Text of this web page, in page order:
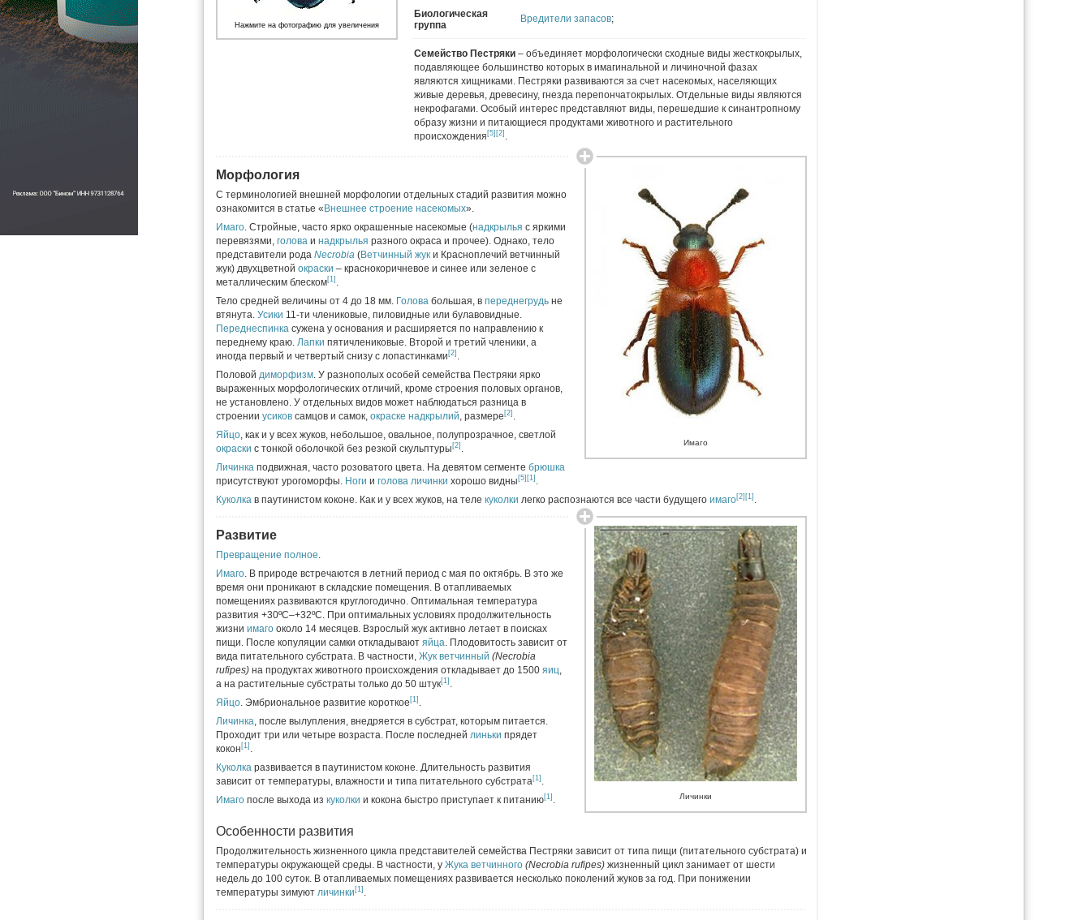
Биологическая
группа
Вредители запасов;
Семейство Пестряки – объединяет морфологически сходные виды жесткокрылых,
подавляющее большинство которых в имагинальной и личиночной фазах
являются хищниками. Пестряки развиваются за счет насекомых, населяющих
живые деревья, древесину, гнезда перепончатокрылых. Отдельные виды являются
некрофагами. Особый интерес представляют виды, перешедшие к синантропному
образу жизни и питающиеся продуктами животного и растительного
происхождения [5] [2] .
Нажмите на фотографию для увеличения
Имаго
Морфология
С терминологией внешней морфологии отдельных стадий развития можно
ознакомится в статье « Внешнее строение насекомых».
Имаго. Стройные, часто ярко окрашенные насекомые (надкрылья с яркими
перевязями, голова и надкрылья разного окраса и прочее). Однако, тело
представители рода Necrobia (Ветчинный жук и Красноплечий ветчинный
жук) двухцветной окраски – краснокоричневое и синее или зеленое с
металлическим блеском[1] .
Тело средней величины от 4 до 18 мм. Голова большая, в переднегрудь не
втянута. Усики 11-ти члениковые, пиловидные или булавовидные.
Переднеспинка сужена у основания и расширяется по направлению к
переднему краю. Лапки пятичлениковые. Второй и третий членики, а
иногда первый и четвертый снизу с лопастинками [2] .
Половой диморфизм. У разнополых особей семейства Пестряки ярко
выраженных морфологических отличий, кроме строения половых органов,
не установлено. У отдельных видов может наблюдаться разница в
строении усиков самцов и самок, окраске надкрылий, размере [2] .
Яйцо, как и у всех жуков, небольшое, овальное, полупрозрачное, светлой
окраски с тонкой оболочкой без резкой скульптуры [2] .
Личинка подвижная, часто розоватого цвета. На девятом сегменте брюшка
присутствуют урогоморфы. Ноги и голова личинки хорошо видны [5] [1] .
Куколка в паутинистом коконе. Как и у всех жуков, на теле куколки легко распознаются все части будущего имаго[2] [1] .
Личинки
Развитие
Превращение полное.
Имаго. В природе встречаются в летний период с мая по октябрь. В это же
время они проникают в складские помещения. В отапливаемых
помещениях развиваются круглогодично. Оптимальная температура
развития +30ºC–+32ºC. При оптимальных условиях продолжительность
жизни имаго около 14 месяцев. Взрослый жук активно летает в поисках
пищи. После копуляции самки откладывают яйца. Плодовитость зависит от
вида питательного субстрата. В частности, Жук ветчинный (Necrobia
rufipes) на продуктах животного происхождения откладывает до 1500 яиц,
а на растительные субстраты только до 50 штук[1] .
Яйцо. Эмбриональное развитие короткое [1] .
Личинка, после вылупления, внедряется в субстрат, которым питается.
Проходит три или четыре возраста. После последней линьки прядет
кокон [1] .
Куколка развивается в паутинистом коконе. Длительность развития
зависит от температуры, влажности и типа питательного субстрата[1] .
Имаго после выхода из куколки и кокона быстро приступает к питанию[1] .
Особенности развития
Продолжительность жизненного цикла представителей семейства Пестряки зависит от типа пищи (питательного субстрата) и
температуры окружающей среды. В частности, у Жука ветчинного (Necrobia rufipes) жизненный цикл занимает от шести
недель до 100 суток. В отапливаемых помещениях развивается несколько поколений жуков за год. При понижении
температуры зимуют личинки [1] .